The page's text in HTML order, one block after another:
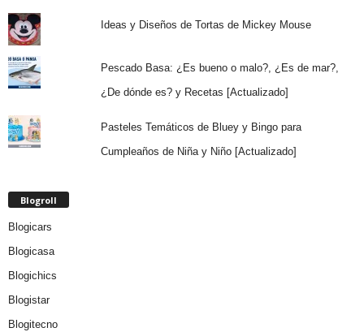
Ideas y Diseños de Tortas de Mickey Mouse
Pescado Basa: ¿Es bueno o malo?, ¿Es de mar?,
¿De dónde es? y Recetas [Actualizado]
Pasteles Temáticos de Bluey y Bingo para
Cumpleaños de Niña y Niño [Actualizado]
Blogroll
Blogicars
Blogicasa
Blogichics
Blogistar
Blogitecno